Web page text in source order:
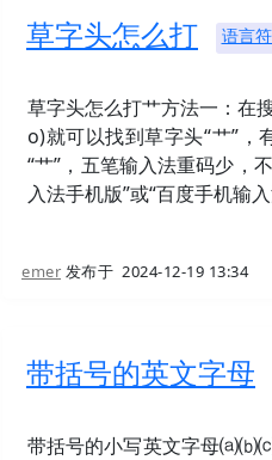
草字头怎么打 语言
草字头怎么打艹方法一：在
o)就可以找到草字头“艹”，
“艹”，五笔输入法重码少，
入法手机版”或“百度手机输
emer 发布于 2024-12-19 13:34
带括号的英文字母
带括号的小写英文